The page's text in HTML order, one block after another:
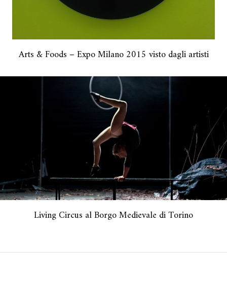
Arts & Foods – Expo Milano 2015 visto dagli artisti
Living Circus al Borgo Medievale di Torino